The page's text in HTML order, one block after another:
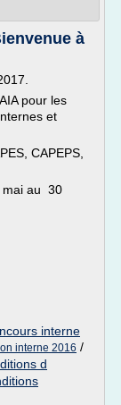
à
pour les
et
CAPEPS,
au 30
interne
interne 2016 /
d